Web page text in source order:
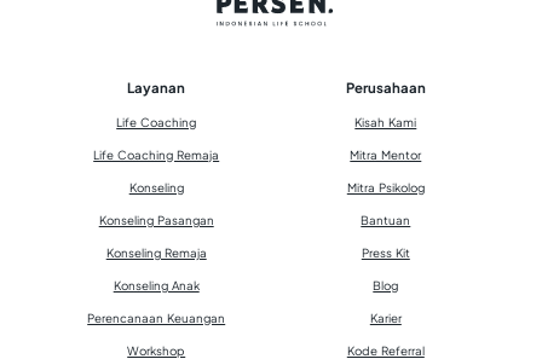
Layanan
Life Coaching
Life Coaching Remaja
Konseling
Konseling Pasangan
Konseling Remaja
Konseling Anak
Perencanaan Keuangan
Workshop
Perusahaan
Kisah Kami
Mitra Mentor
Mitra Psikolog
Bantuan
Press Kit
Blog
Karier
Kode Referral